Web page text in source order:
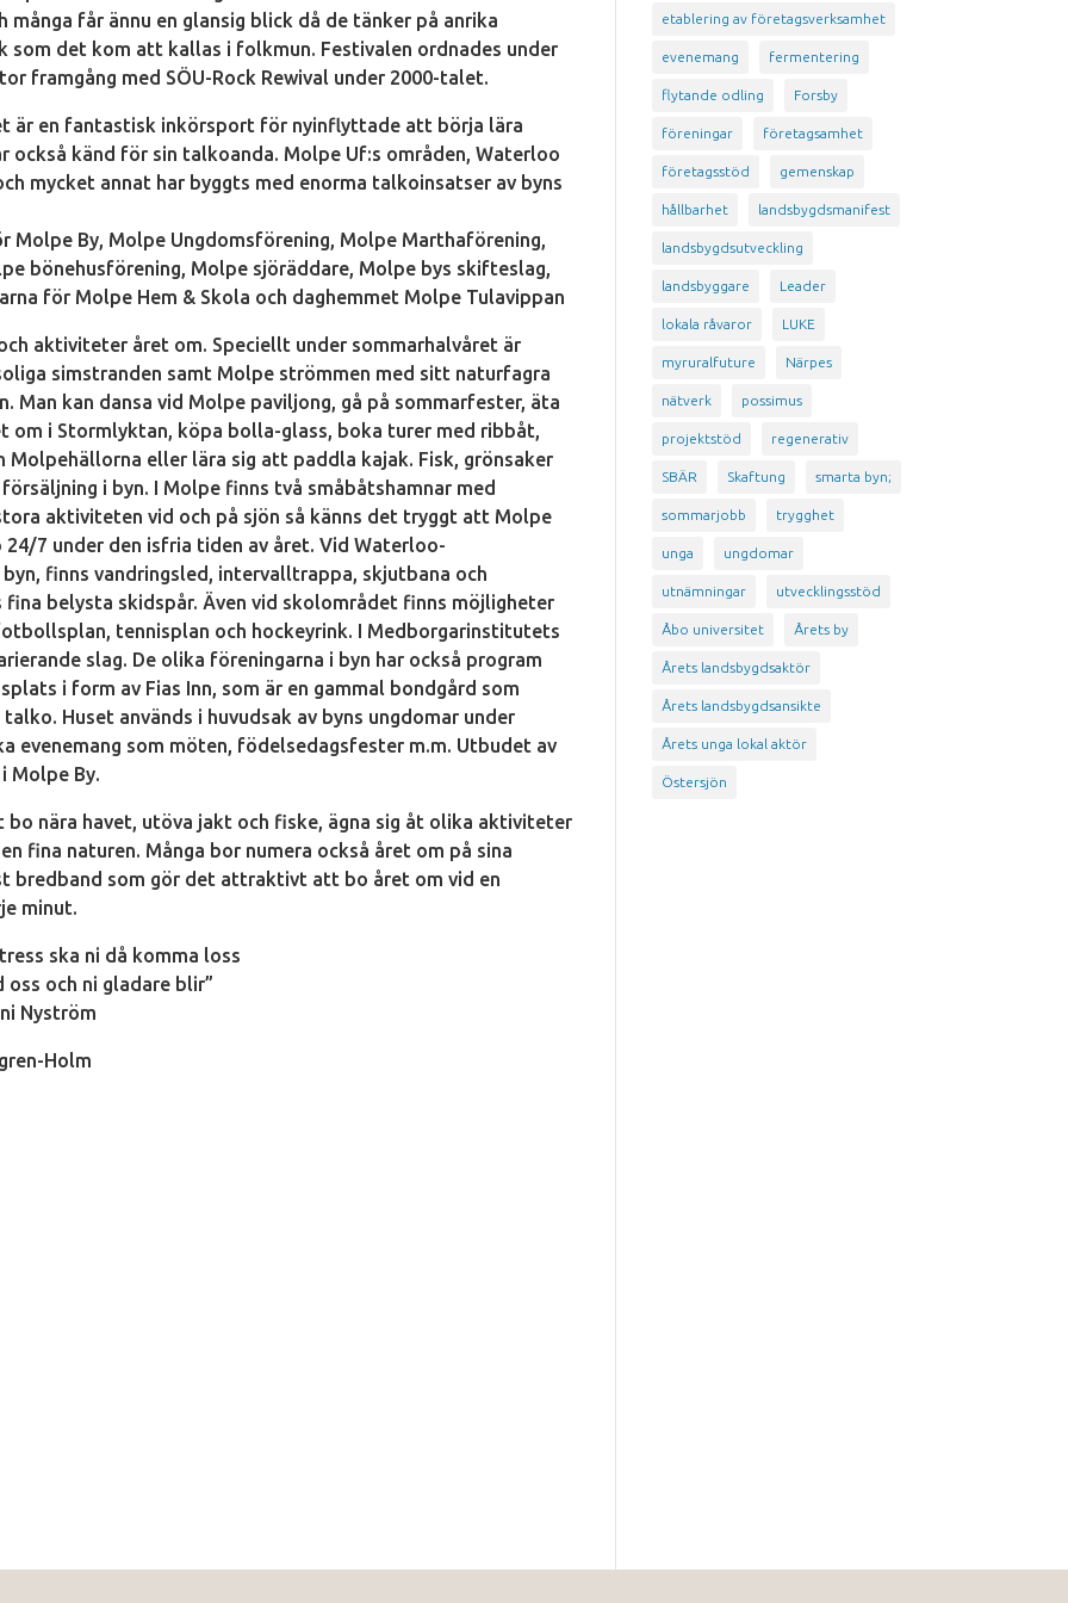
får ännu en glansig blick då de tänker på anrika
som det kom att kallas i folkmun. Festivalen ordnades under
framgång med SÖU-Rock Rewival under 2000-talet.
är en fantastisk inkörsport för nyinflyttade att börja lära
också känd för sin talkoanda. Molpe Uf:s områden, Waterloo
mycket annat har byggts med enorma talkoinsatser av byns
Molpe By, Molpe Ungdomsförening, Molpe Marthaförening,
bönehusförening, Molpe sjöräddare, Molpe bys skifteslag,
för Molpe Hem & Skola och daghemmet Molpe Tulavippan
aktiviteter året om. Speciellt under sommarhalvåret är
simstranden samt Molpe strömmen med sitt naturfagra
kan dansa vid Molpe paviljong, gå på sommarfester, äta
om i Stormlyktan, köpa bolla-glass, boka turer med ribbåt,
Molpehällorna eller lära sig att paddla kajak. Fisk, grönsaker
i byn. I Molpe finns två småbåtshamnar med
aktiviteten vid och på sjön så känns det tryggt att Molpe
7 under den isfria tiden av året. Vid Waterloo-
finns vandringsled, intervalltrappa, skjutbana och
belysta skidspår. Även vid skolområdet finns möjligheter
tennisplan och hockeyrink. I Medborgarinstitutets
slag. De olika föreningarna i byn har också program
i form av Fias Inn, som är en gammal bondgård som
Huset används i huvudsak av byns ungdomar under
evenemang som möten, födelsedagsfester m.m. Utbudet av
Molpe By.
nära havet, utöva jakt och fiske, ägna sig åt olika aktiviteter
fina naturen. Många bor numera också året om på sina
bredband som gör det attraktivt att bo året om vid en
minut.
ska ni då komma loss
oss och ni gladare blir”
Nyström
Holm
etablering av företagsverksamhet
evenemang fermentering
flytande odling Forsby
föreningar företagsamhet
företagsstöd gemenskap
hållbarhet landsbygdsmanifest
landsbygdsutveckling
landsbyggare Leader
lokala råvaror LUKE
myruralfuture Närpes
nätverk possimus
projektstöd regenerativ
SBÄR Skaftung smarta byn;
sommarjobb trygghet
unga ungdomar
utnämningar utvecklingsstöd
Åbo universitet Årets by
Årets landsbygdsaktör
Årets landsbygdsansikte
Årets unga lokal aktör
Östersjön